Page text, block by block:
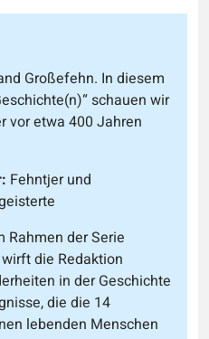
Großefehn. In diesem
schauen wir
vor etwa 400 Jahren
Fehntjer und
Rahmen der Serie
die Redaktion
in der Geschichte
die die 14
lebenden Menschen